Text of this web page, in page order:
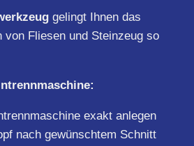
gelingt Ihnen das
von Fliesen und Steinzeug so
exakt anlegen
nach gewünschtem Schnitt